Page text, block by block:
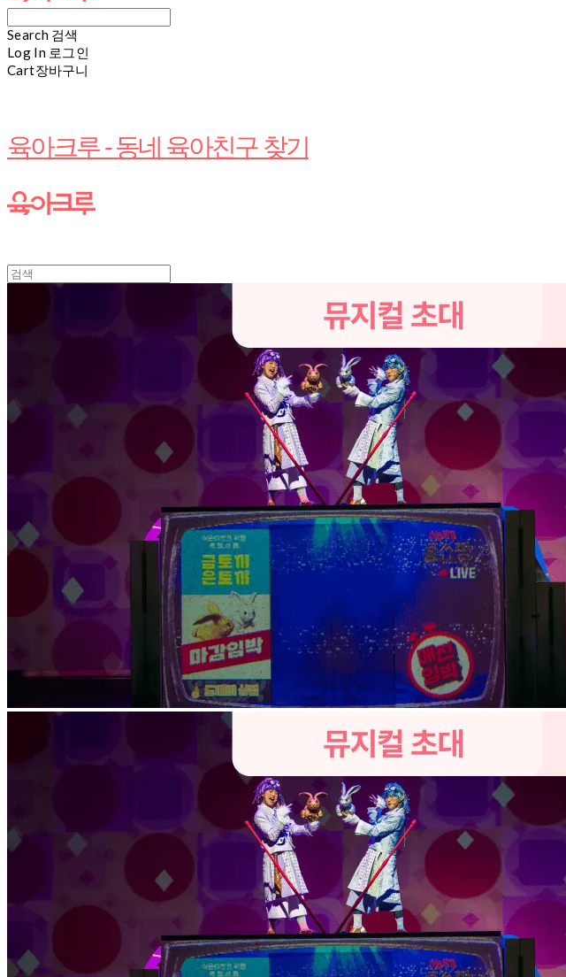
Search 검색
Log In 로그인
Cart장바구니
육아크루 - 동네 육아친구 찾기